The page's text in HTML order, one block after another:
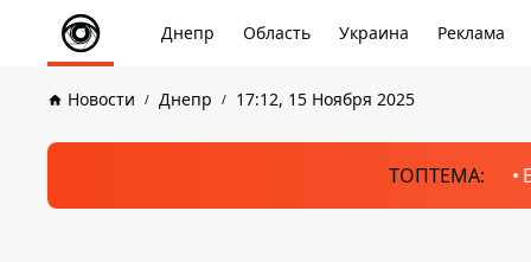
Днепр Область Украина Реклама
Новости Днепр 17:12, 15 Ноября 2025
ТОПТЕМА: